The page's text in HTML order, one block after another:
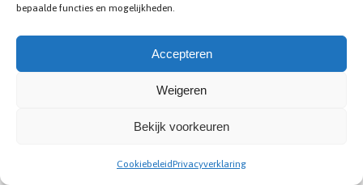
bepaalde functies en mogelijkheden.
Accepteren
Weigeren
Bekijk voorkeuren
CookiebeleidPrivacyverklaring
Bespaar ruimte met een spiltrap